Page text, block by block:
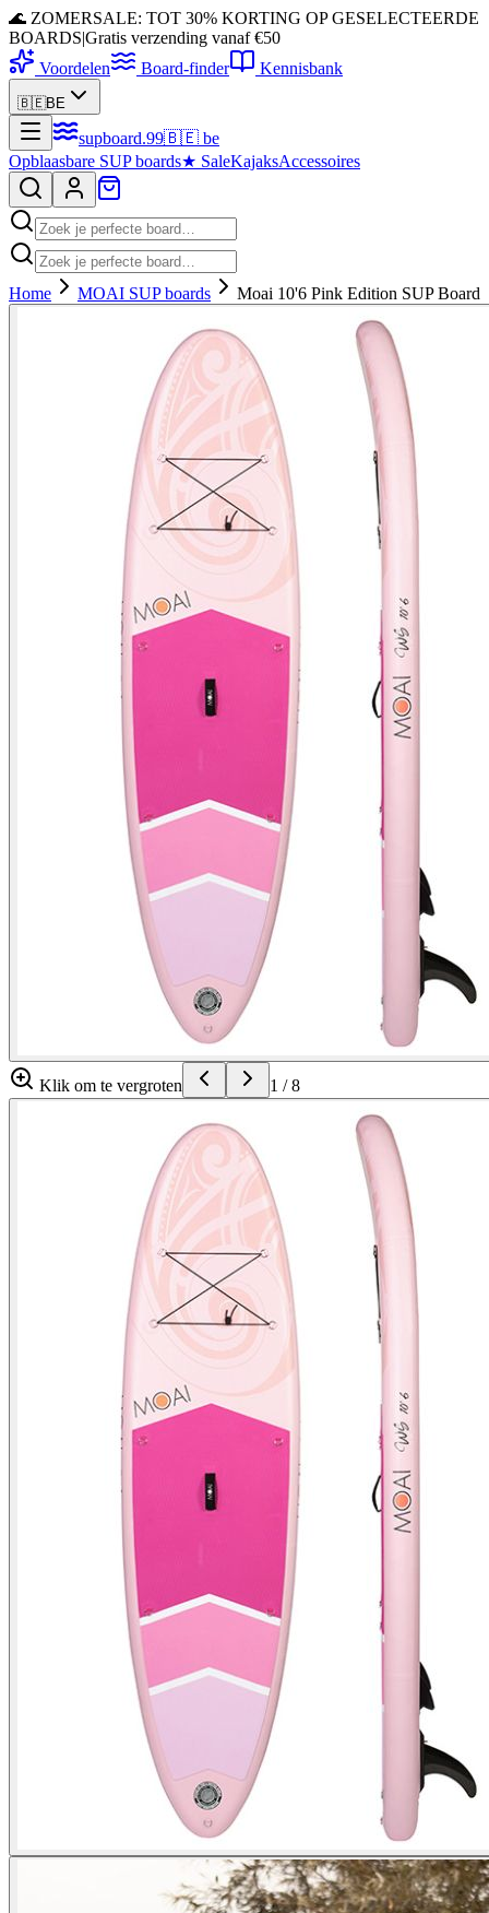
🌊 ZOMERSALE: TOT 30% KORTING OP GESELECTEERDE
BOARDS|Gratis verzending vanaf €50
Voordelen
Board-finder Kennisbank
🇧🇪BE
supboard.99🇧🇪 be
Opblaasbare SUP boards★ SaleKajaksAccessoires
Home MOAI SUP boards Moai 10'6 Pink Edition SUP Board
Klik om te vergroten 1 /8